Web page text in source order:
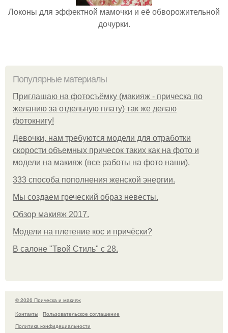
Локоны для эффектной мамочки и её обворожительной
дочурки.
Популярные материалы
Приглашаю на фотосъёмку (макияж - прическа по
желанию за отдельную плату) так же делаю
фотокнигу!
Девочки, нам требуются модели для отработки
скорости объемных причесок таких как на фото и
модели на макияж (все работы на фото наши).
333 способа пополнения женской энергии.
Мы создаем греческий образ невесты.
Обзор макияж 2017.
Модели на плетение кос и причёски?
В салоне "Твой Стиль" с 28.
© 2026 Прическа и макияж
Контакты
Пользовательское соглашение
Политика конфидециальности